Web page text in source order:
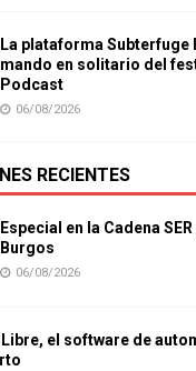
La plataforma Subterfuge
mando en solitario del
Podcast
06/08/2026
RECIENTES
Especial en la Cadena
Burgos
06/08/2026
Libre, el software de